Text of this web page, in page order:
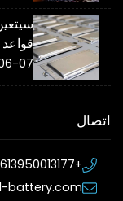
قواعد
07
اتصال
+8613950013177
battery.com